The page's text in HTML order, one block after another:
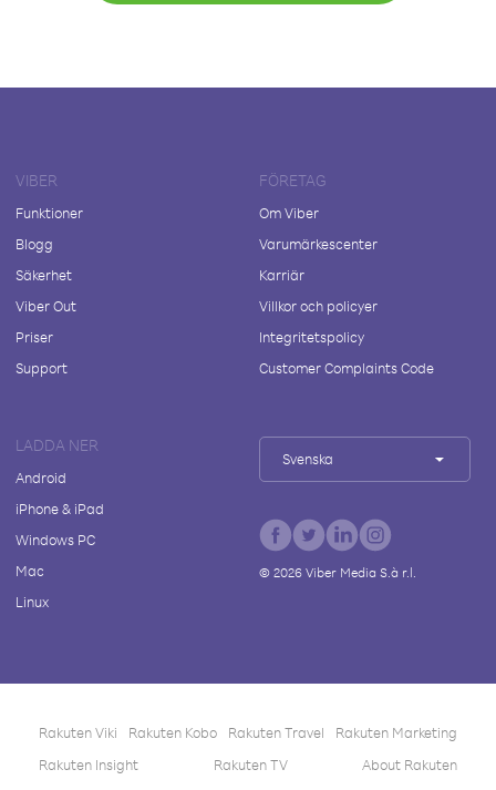
VIBER
Funktioner
Blogg
Säkerhet
Viber Out
Priser
Support
FÖRETAG
Om Viber
Varumärkescenter
Karriär
Villkor och policyer
Integritetspolicy
Customer Complaints Code
LADDA NER
Android
iPhone & iPad
Windows PC
Mac
Linux
Svenska
© 2026Viber Media S.à r.l.
Rakuten Viki Rakuten Kobo Rakuten Travel
Rakuten Marketing
Rakuten Insight
Rakuten TV About Rakuten